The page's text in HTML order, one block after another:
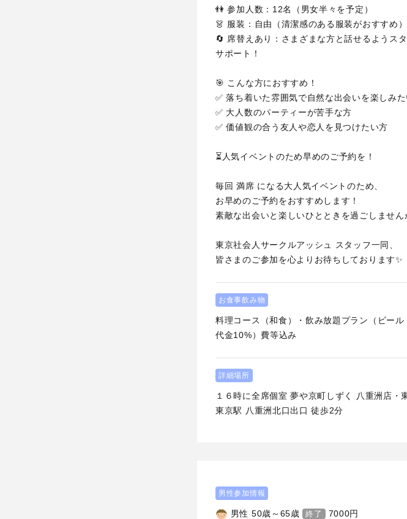
👫 参加人数：12名（男女半々を予定）
👗 服装：自由（清潔感のある服装がおすすめ）
🔄 席替えあり：さまざまな方と話せるようス
サポート！
🎯 こんな方におすすめ！
✅ 落ち着いた雰囲気で自然な出会いを楽しみ
✅ 大人数のパーティーが苦手な方
✅ 価値観の合う友人や恋人を見つけたい方
⏳人気イベントのため早めのご予約を！
毎回 満席 になる大人気イベントのため、
お早めのご予約をおすすめします！
素敵な出会いと楽しいひとときを過ごしません
東京社会人サークルアッシュ スタッフ一同、
皆さまのご参加を心よりお待ちしております✨
お食事飲み物
料理コース（和食）・飲み放題プラン（ビー
代金10%）費等込み
詳細場所
１６時に全席個室 夢や京町しずく 八重洲店
東京駅 八重洲北口出口 徒歩2分
男性参加情報
男性 50歳～65歳 終了 7000円